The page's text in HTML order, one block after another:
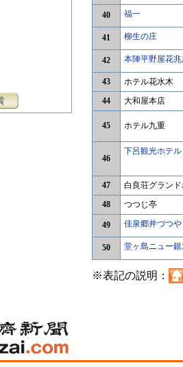
40 福一
41 柳生の庄
42 本陣平野屋花
43 ホテル花水木
44
大和屋本店
45 ホテル九重
46
下呂観光ホテ
47 白良荘グラン
48
つつじ亭
49 佳泉郷井づつや
50 堂ヶ島ニュー
※表記の説明：